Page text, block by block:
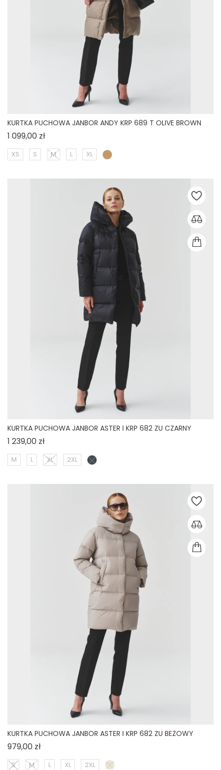
KURTKA PUCHOWA JANBOR ANDY KRP 689 T OLIVE BROWN
1 099,00 złCena
XS S M L XL
KURTKA PUCHOWA JANBOR ASTER I KRP 682 ZU CZARNY
1 239,00 złCena
M L XL 2XL
KURTKA PUCHOWA JANBOR ASTER I KRP 682 ZU BEŻOWY
979,00 złCena
S M L XL 2XL